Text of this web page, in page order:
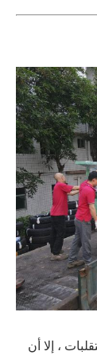
، إلا أن